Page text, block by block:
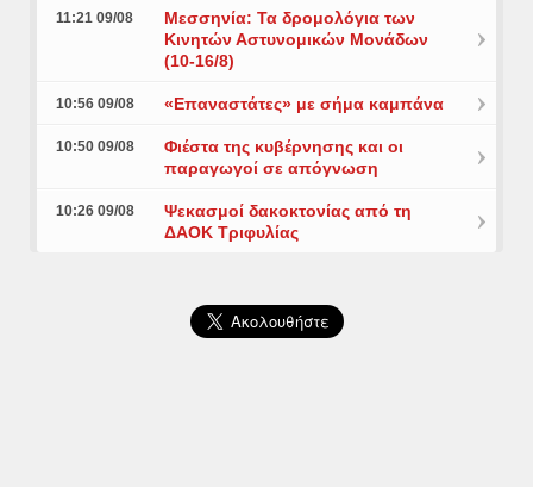
11:21 09/08
Μεσσηνία: Τα δρομολόγια των
Κινητών Αστυνομικών Μονάδων
(10-16/8)
10:56 09/08 «Επαναστάτες» με σήμα καμπάνα
10:50 09/08
Φιέστα της κυβέρνησης και οι
παραγωγοί σε απόγνωση
10:26 09/08
Ψεκασμοί δακοκτονίας από τη
ΔΑΟΚ Τριφυλίας